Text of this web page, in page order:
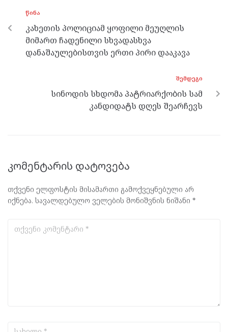
o
o
k
er m p
p
ᲬᲘᲜᲐ
კახეთის პოლიციამ ყოფილი მეუღლის
მიმართ ჩადენილი სხვადასხვა
დანაშაულებისთვის ერთი პირი დააკავა
ᲨᲔᲛᲓᲔᲒᲘ
სინოდის სხდომა პატრიარქობის სამ
კანდიდატს დღეს შეარჩევს
კომენტარის დატოვება
თქვენი ელფოსტის მისამართი გამოქვეყნებული არ
იქნება. სავალდებულო ველების მონიშვნის ნიშანი *